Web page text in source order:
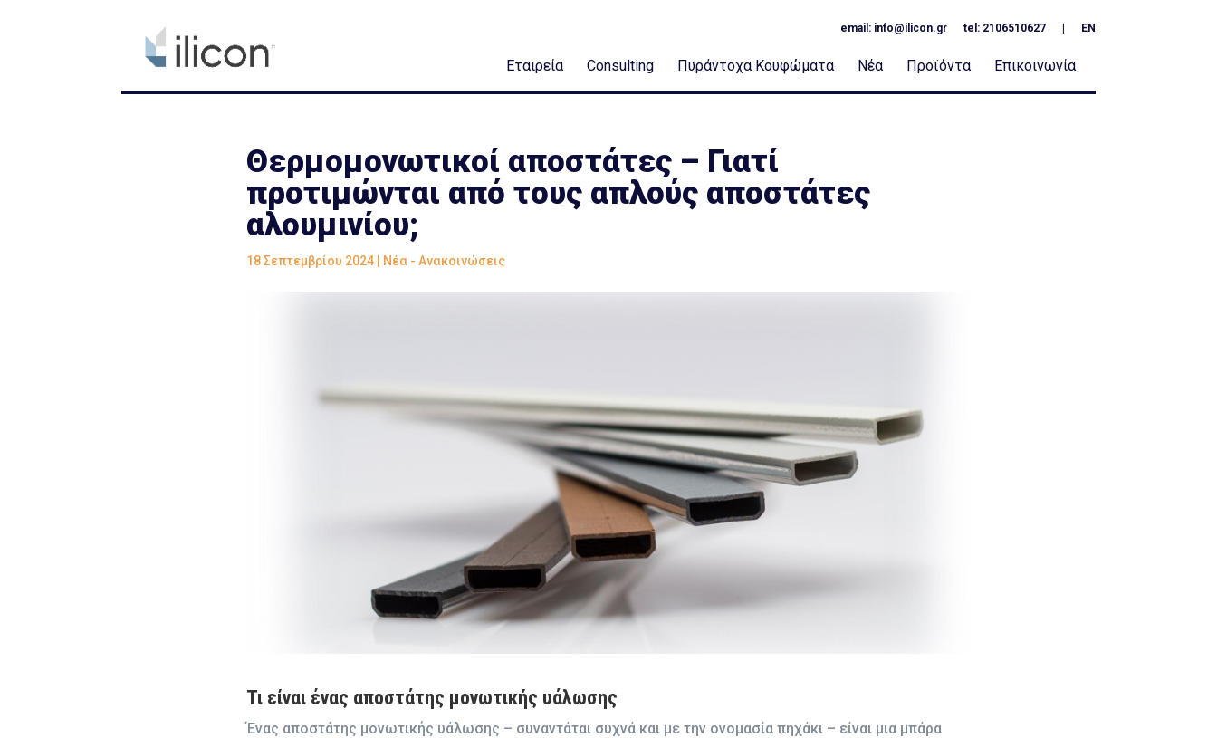
email: info@ilicon.gr tel: 2106510627 EN
Εταιρεία Consulting Πυράντοχα Κουφώματα Νέα Προϊόντα Επικοινωνία
Θερμομονωτικοί αποστάτες – Γιατί
προτιμώνται από τους απλούς αποστάτες
αλουμινίου;
18 Σεπτεμβρίου 2024 Νέα - Ανακοινώσεις
Τι είναι ένας αποστάτης μονωτικής υάλωσης
Ένας αποστάτης μονωτικής υάλωσης – συναντάται συχνά και με την ονομασία πηχάκι – είναι μια μπάρα